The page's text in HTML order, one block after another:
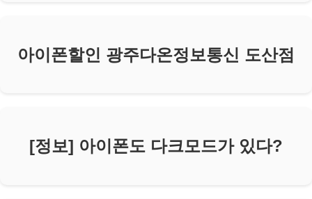
아이폰할인 광주다온정보통신 도산점
[정보] 아이폰도 다크모드가 있다?